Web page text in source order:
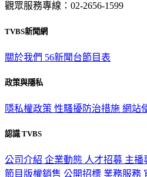
觀眾服務專線：02-2656-1599
TVBS新聞網
關於我們 56新聞台節目表
政策與隱私
隱私權政策 性騷擾防治措施 網站
認識 TVBS
公司介紹 企業動態 人才招募 主播
節目版權銷售 公開招標 業務服務